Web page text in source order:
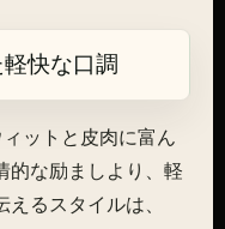
快な口調
ットと皮肉に富ん
的な励ましより、軽
るスタイルは、